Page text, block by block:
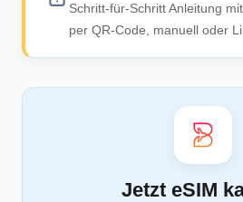
Schritt-für-Schritt Anleitung
per QR-Code, manuell oder
Jetzt eSIM